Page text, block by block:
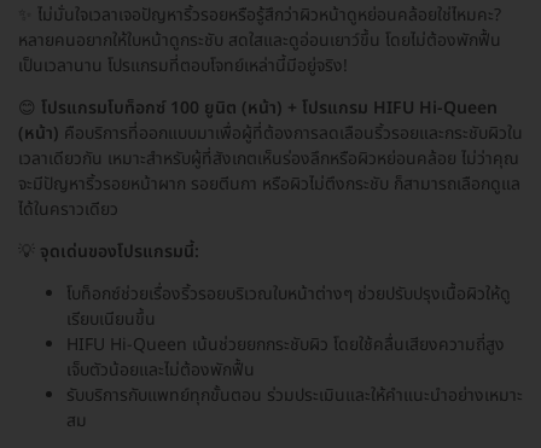
✨ ไม่มั่นใจเวลาเจอปัญหาริ้วรอยหรือรู้สึกว่าผิวหน้าดูหย่อนคล้อยใช่ไหมคะ?
หลายคนอยากให้ใบหน้าดูกระชับ สดใสและดูอ่อนเยาว์ขึ้น โดยไม่ต้องพักฟื้น
เป็นเวลานาน โปรแกรมที่ตอบโจทย์เหล่านี้มีอยู่จริง!
😊 โปรแกรมโบท็อกซ์ 100 ยูนิต (หน้า) + โปรแกรม HIFU Hi-Queen
(หน้า) คือบริการที่ออกแบบมาเพื่อผู้ที่ต้องการลดเลือนริ้วรอยและกระชับผิวใน
เวลาเดียวกัน เหมาะสำหรับผู้ที่สังเกตเห็นร่องลึกหรือผิวหย่อนคล้อย ไม่ว่าคุณ
จะมีปัญหาริ้วรอยหน้าผาก รอยตีนกา หรือผิวไม่ตึงกระชับ ก็สามารถเลือกดูแล
ได้ในคราวเดียว
💡 จุดเด่นของโปรแกรมนี้:
โบท็อกซ์ช่วยเรื่องริ้วรอยบริเวณใบหน้าต่างๆ ช่วยปรับปรุงเนื้อผิวให้ดู
เรียบเนียนขึ้น
HIFU Hi-Queen เน้นช่วยยกกระชับผิว โดยใช้คลื่นเสียงความถี่สูง
เจ็บตัวน้อยและไม่ต้องพักฟื้น
รับบริการกับแพทย์ทุกขั้นตอน ร่วมประเมินและให้คำแนะนำอย่างเหมาะ
สม